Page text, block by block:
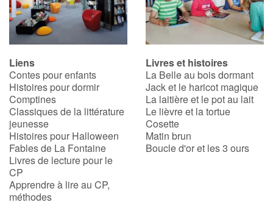
Liens
Contes pour enfants
Histoires pour dormir
Comptines
Classiques de la littérature
jeunesse
Histoires pour Halloween
Fables de La Fontaine
Livres de lecture pour le
CP
Apprendre à lire au CP,
méthodes
Livres et histoires
La Belle au bois dormant
Jack et le haricot magique
La laitière et le pot au lait
Le lièvre et la tortue
Cosette
Matin brun
Boucle d'or et les 3 ours